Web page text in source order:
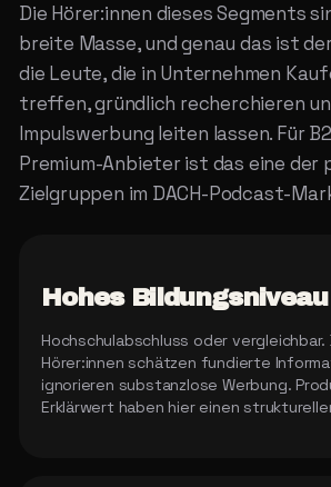
Die Hörer:innen dieses Segments
breite Masse, und genau das ist
die Leute, die in Unternehmen
treffen, gründlich recherchieren
Impulswerbung leiten lassen. Für
Premium-Anbieter ist das eine der
Zielgruppen im DACH-Podcast-
Hohes Bildungsniveau
Hochschulabschluss oder vergleichbar.
Hörer:innen schätzen fundierte
ignorieren substanzlose Werbung.
Erklärwert haben hier einen